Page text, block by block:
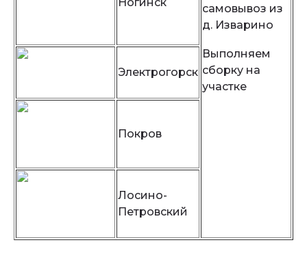
самовывоз из
д. Изварино
Выполняем
сборку на
участке
Электрогорск
Покров
Лосино-
Петровский